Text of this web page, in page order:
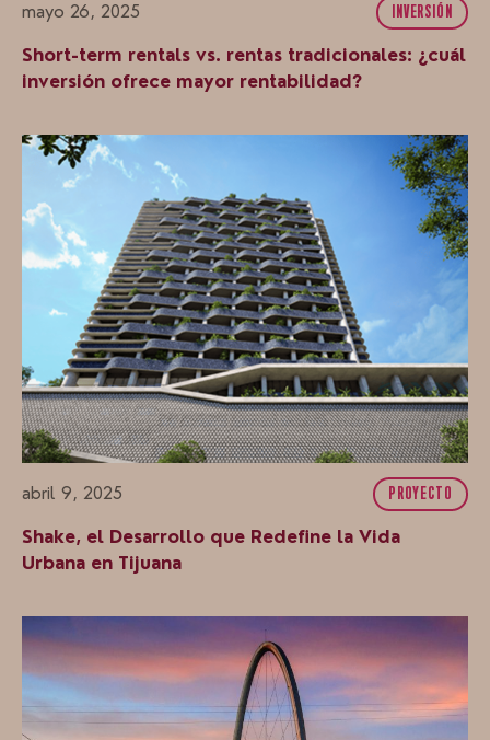
mayo 26, 2025 INVERSIÓN
Short-term rentals vs. rentas tradicionales: ¿cuál
inversión ofrece mayor rentabilidad?
abril 9, 2025 PROYECTO
Shake, el Desarrollo que Redefine la Vida
Urbana en Tijuana